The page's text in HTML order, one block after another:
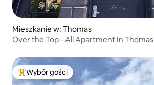
Mieszkanie w: Thomas
Over the Top - All Apartment In Thomas
Najpopularniejsze z kategorii Wybór gości
Wybór gości